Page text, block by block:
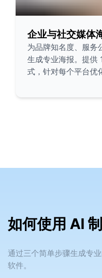
企业与社交媒体
为品牌知名度、服务
生成专业海报。提供
式，针对每个平台优
如何使用 AI
通过三个简单步骤生成专
软件。